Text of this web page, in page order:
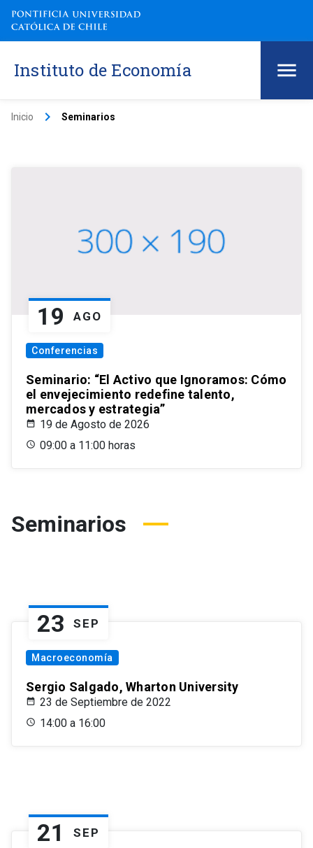
Instituto de Economía
Inicio keyboard_arrow_right Seminarios
19 AGO
Conferencias
Seminario: “El Activo que Ignoramos: Cómo
el envejecimiento redefine talento,
mercados y estrategia”
19 de Agosto de 2026
09:00 a 11:00 horas
Seminarios
23 SEP
Macroeconomía
Sergio Salgado, Wharton University
23 de Septiembre de 2022
14:00 a 16:00
21 SEP